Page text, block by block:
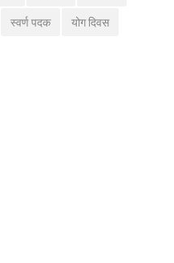
स्वर्ण पदक योग दिवस